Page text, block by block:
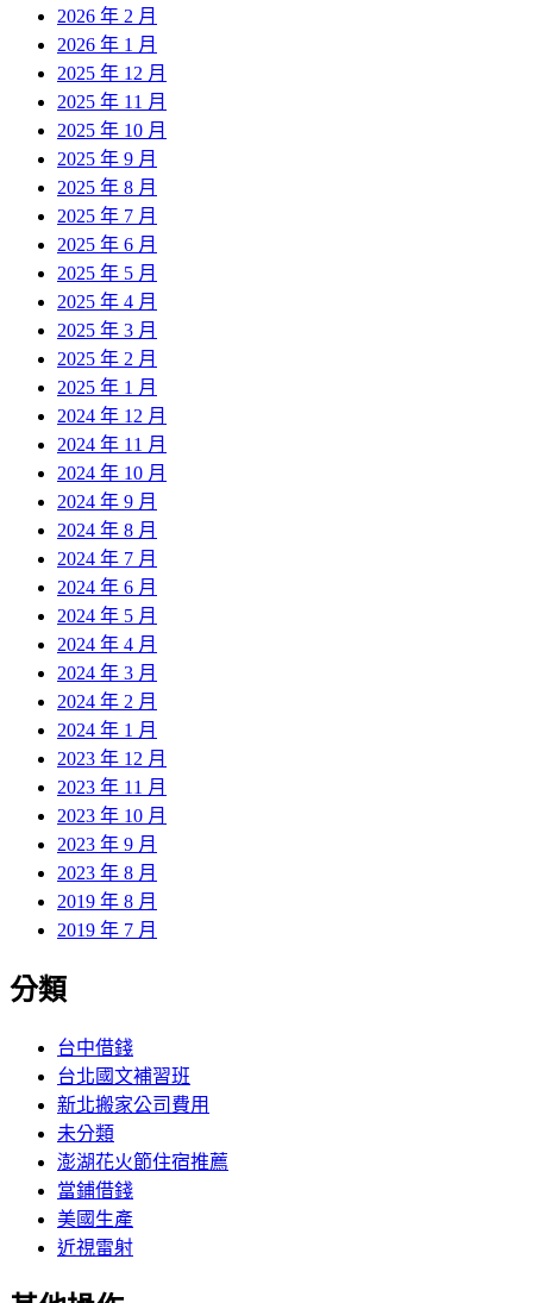
2026 年 2 月
2026 年 1 月
2025 年 12 月
2025 年 11 月
2025 年 10 月
2025 年 9 月
2025 年 8 月
2025 年 7 月
2025 年 6 月
2025 年 5 月
2025 年 4 月
2025 年 3 月
2025 年 2 月
2025 年 1 月
2024 年 12 月
2024 年 11 月
2024 年 10 月
2024 年 9 月
2024 年 8 月
2024 年 7 月
2024 年 6 月
2024 年 5 月
2024 年 4 月
2024 年 3 月
2024 年 2 月
2024 年 1 月
2023 年 12 月
2023 年 11 月
2023 年 10 月
2023 年 9 月
2023 年 8 月
2019 年 8 月
2019 年 7 月
分類
台中借錢
台北國文補習班
新北搬家公司費用
未分類
澎湖花火節住宿推薦
當鋪借錢
美國生產
近視雷射